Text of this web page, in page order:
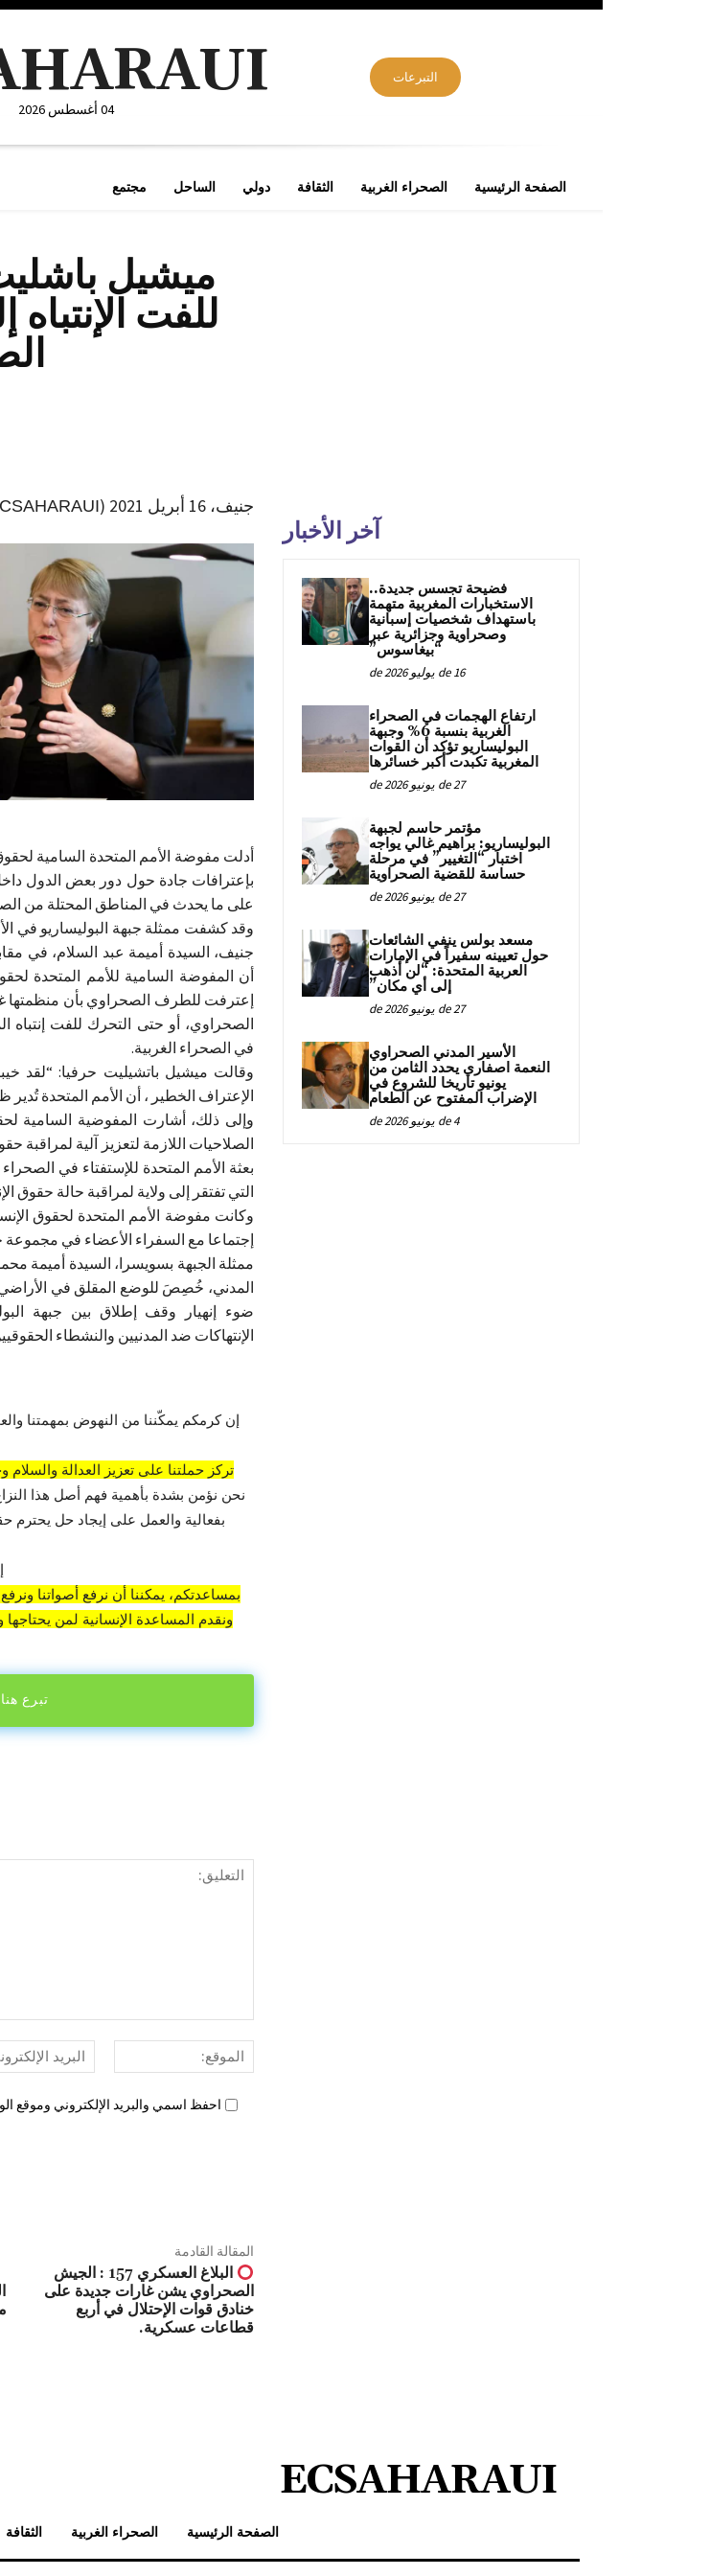
التبرعات
04 أغسطس 2026
الصفحة الرئيسية الصحراء الغربية الثقافة دولي الساحل مجتمع
ميشيل
للفت
جنيف، 16 أبريل 2021 (
أدلت مفوضة الأمم المتحدة السامية
بإعترافات جادة حول دور بعض الدول
على ما يحدث في المناطق المحتلة من
وقد كشفت ممثلة جبهة البوليساريو في
جنيف، السيدة أميمة عبد السلام، في
أن المفوضة السامية للأمم المتحدة
إعترفت للطرف الصحراوي بأن منظمتها
الصحراوي، أو حتى التحرك للفت إنتباه
في الصحراء الغربية.
وقالت ميشيل باتشيليت حرفيا: “لقد
الإعتراف الخطير ، أن الأمم المتحدة
وإلى ذلك، أشارت المفوضية السامية
الصلاحيات اللازمة لتعزيز آلية لمراقبة
بعثة الأمم المتحدة للإستفتاء في
التي تفتقر إلى ولاية لمراقبة حالة حقوق
إجتماعا مع السفراء الأعضاء في مجموعة
ممثلة الجبهة بسويسرا، السيدة أميمة
المدني، خُصِصَ للوضع المقلق في الأراضي
ضوء إنهيار وقف إطلاق بين جبهة
الإنتهاكات ضد المدنيين والنشطاء
إن كرمكم يمكّننا من النهوض بمهمتنا
تركز حملتنا على تعزيز العدالة
نحن نؤمن بشدة بأهمية فهم أصل هذا
بفعالية والعمل على إيجاد حل يحترم
بمساعدتكم، يمكننا أن نرفع أصواتنا
ونقدم المساعدة الإنسانية لمن
تبرع هنا
الموقع:
احفظ اسمي والبريد الإلكتروني وموقع
المقالة القادمة
البلاغ العسكري 157 : الجيش
الصحراوي يشن غارات جديدة على
خنادق قوات الإحتلال في أربع
قطاعات عسكرية.
آخر الأخبار
فضيحة تجسس جديدة..
الاستخبارات المغربية متهمة
باستهداف شخصيات إسبانية
وصحراوية وجزائرية عبر
“بيغاسوس”
16 de يوليو de 2026
ارتفاع الهجمات في الصحراء
الغربية بنسبة 6% وجبهة
البوليساريو تؤكد أن القوات
المغربية تكبدت أكبر خسائرها
27 de يونيو de 2026
مؤتمر حاسم لجبهة
البوليساريو: براهيم غالي يواجه
اختبار “التغيير” في مرحلة
حساسة للقضية الصحراوية
27 de يونيو de 2026
مسعد بولس ينفي الشائعات
حول تعيينه سفيراً في الإمارات
العربية المتحدة: “لن أذهب
إلى أي مكان”
27 de يونيو de 2026
الأسير المدني الصحراوي
النعمة اصفاري يحدد الثامن من
يونيو تاريخا للشروع في
الإضراب المفتوح عن الطعام
4 de يونيو de 2026
ECSAHARAUI
الصفحة الرئيسية الصحراء الغربية الثقافة